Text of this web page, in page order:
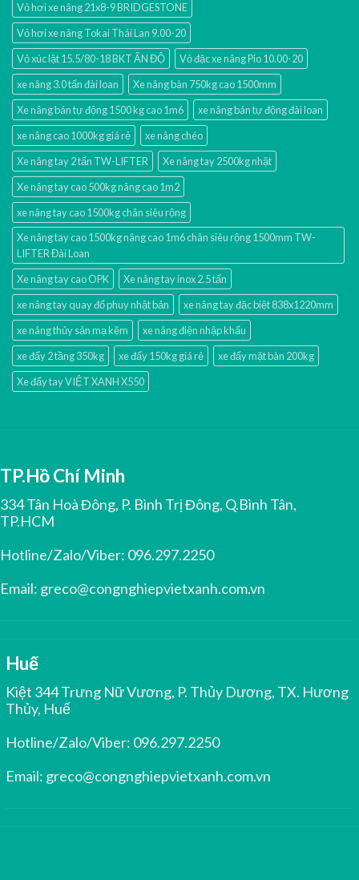
Vỏ hơi xe nâng 21x8-9 BRIDGESTONE
Vỏ hơi xe nâng Tokai Thái Lan 9.00-20
Vỏ xúc lật 15.5/80-18 BKT ẤN ĐỘ
Vỏ đặc xe nâng Pio 10.00-20
xe nâng 3.0 tấn đài loan
Xe nâng bàn 750kg cao 1500mm
Xe nâng bán tự động 1500 kg cao 1m6
xe nâng bán tự động đài loan
xe nâng cao 1000kg giá rẻ
xe nâng chéo
Xe nâng tay 2 tấn TW-LIFTER
Xe nâng tay 2500kg nhật
Xe nâng tay cao 500kg nâng cao 1m2
xe nâng tay cao 1500kg chân siêu rộng
Xe nâng tay cao 1500kg nâng cao 1m6 chân siêu rộng 1500mm TW-
LIFTER Đài Loan
Xe nâng tay cao OPK
Xe nâng tay inox 2.5 tấn
xe nâng tay quay đổ phuy nhật bản
xe nâng tay đặc biệt 838x1220mm
xe nâng thủy sản mạ kẽm
xe nâng điện nhập khấu
xe đẩy 2 tầng 350kg
xe đẩy 150kg giá rẻ
xe đẩy mặt bàn 200kg
Xe đẩy tay VIỆT XANH X550
TP.Hồ Chí Minh
334 Tân Hoà Đông, P. Bình Trị Đông, Q.Bình Tân,
TP.HCM
Hotline/Zalo/Viber: 096.297.2250
Email: greco@congnghiepvietxanh.com.vn
Huế
Kiệt 344 Trưng Nữ Vương, P. Thủy Dương, TX. Hương
Thủy, Huế
Hotline/Zalo/Viber: 096.297.2250
Email: greco@congnghiepvietxanh.com.vn